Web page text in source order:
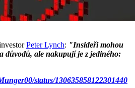
Peter Lynch: "Insideři mohou
důvodů, ale nakupují je z jediného:
status/130635858122301440